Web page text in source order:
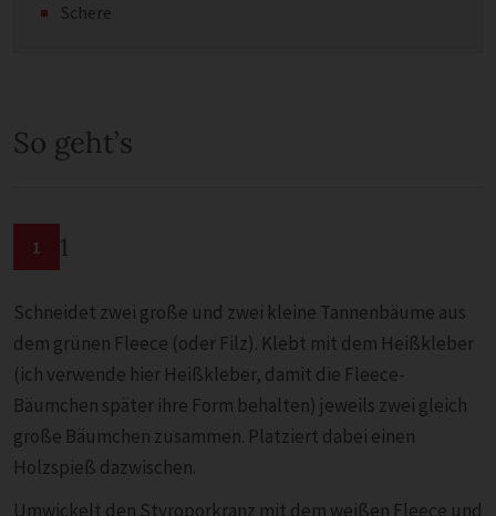
Schere
So geht’s
1 1
Schneidet zwei große und zwei kleine Tannenbäume aus
dem grünen Fleece (oder Filz). Klebt mit dem Heißkleber
(ich verwende hier Heißkleber, damit die Fleece-
Bäumchen später ihre Form behalten) jeweils zwei gleich
große Bäumchen zusammen. Platziert dabei einen
Holzspieß dazwischen.
Umwickelt den Styroporkranz mit dem weißen Fleece und